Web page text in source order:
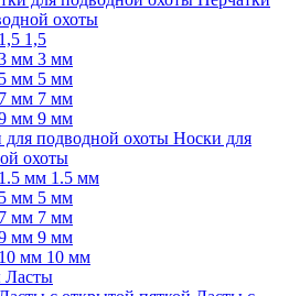
охоты
1,5
3 мм
5 мм
7 мм
9 мм
Носки для
охоты
1.5 мм
5 мм
7 мм
9 мм
10 мм
Ласты